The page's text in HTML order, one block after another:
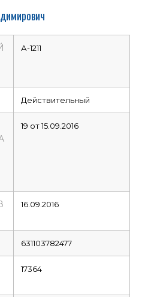
А-1211
Действительный
19 от 15.09.2016
16.09.2016
631103782477
17364